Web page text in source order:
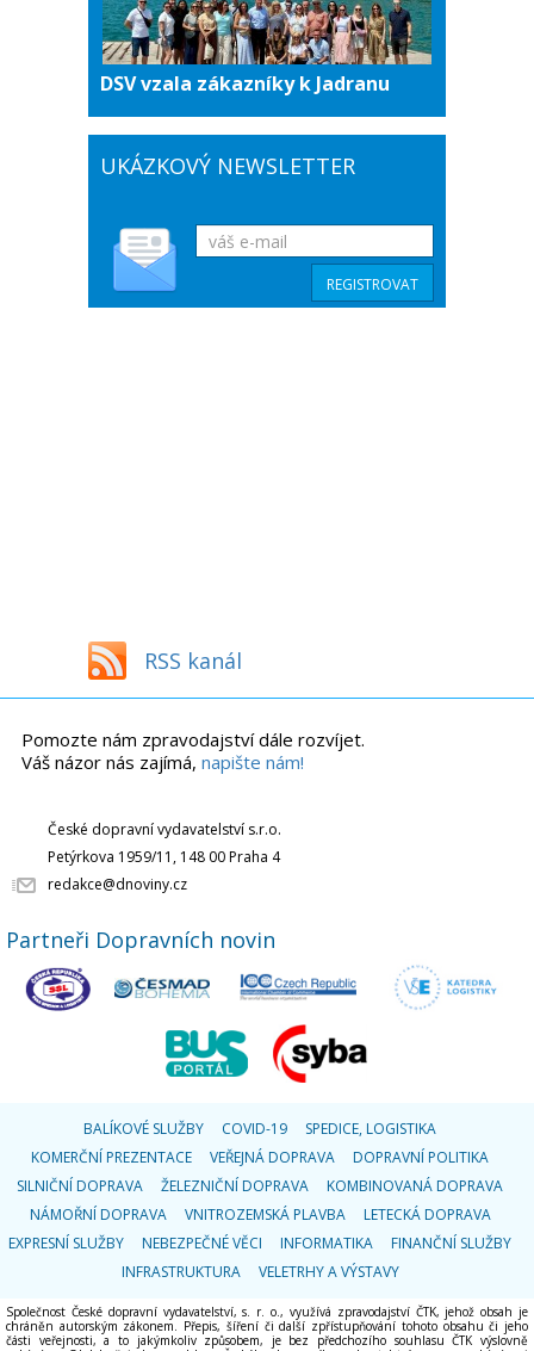
DSV vzala zákazníky k Jadranu
UKÁZKOVÝ NEWSLETTER
RSS kanál
Pomozte nám zpravodajství dále rozvíjet.
Váš názor nás zajímá, napište nám!
České dopravní vydavatelství s.r.o.
Petýrkova 1959/11, 148 00 Praha 4
redakce@dnoviny.cz
Partneři Dopravních novin
BALÍKOVÉ SLUŽBY COVID-19
SPEDICE, LOGISTIKA
KOMERČNÍ PREZENTACE
VEŘEJNÁ DOPRAVA
DOPRAVNÍ POLITIKA
SILNIČNÍ DOPRAVA
ŽELEZNIČNÍ DOPRAVA
KOMBINOVANÁ DOPRAVA
NÁMOŘNÍ DOPRAVA
VNITROZEMSKÁ PLAVBA
LETECKÁ DOPRAVA
EXPRESNÍ SLUŽBY
NEBEZPEČNÉ VĚCI INFORMATIKA
FINANČNÍ SLUŽBY
INFRASTRUKTURA
VELETRHY A VÝSTAVY
Společnost České dopravní vydavatelství, s. r. o., využívá zpravodajství ČTK, jehož obsah je
chráněn autorským zákonem. Přepis, šíření či další zpřístupňování tohoto obsahu či jeho
části veřejnosti, a to jakýmkoliv způsobem, je bez předchozího souhlasu ČTK výslovně